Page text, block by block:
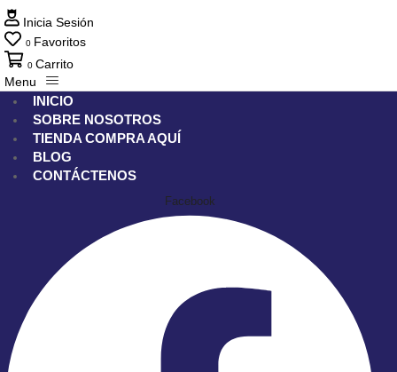
Inicia Sesión
0 Favoritos
0 Carrito
Menu
INICIO
SOBRE NOSOTROS
TIENDA COMPRA AQUÍ
BLOG
CONTÁCTENOS
Facebook